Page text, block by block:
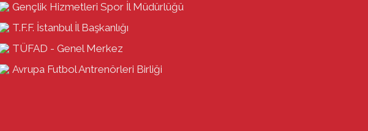
Gençlik Hizmetleri Spor İl Müdürlüğü
T.F.F. İstanbul İl Başkanlığı
TÜFAD - Genel Merkez
Avrupa Futbol Antrenörleri Birliği